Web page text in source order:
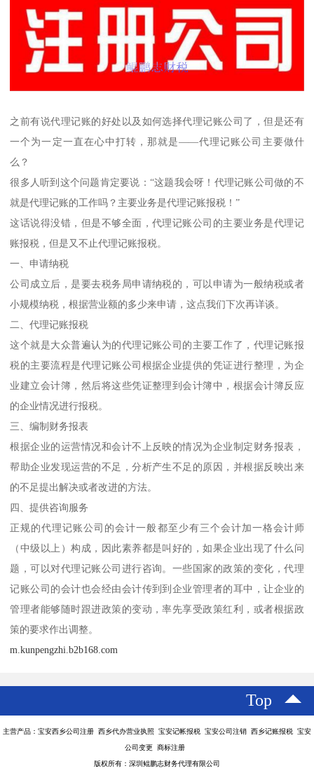
之前有说代理记账的好处以及如何选择代理记账公司了，但是还有
一个为一定一直在心中打转，那就是——代理记账公司主要做什
么？
很多人听到这个问题肯定要说：“这题我会呀！代理记账公司做的不
就是代理记账的工作吗？主要业务是代理记账报税！”
这话说得没错，但是不够全面，代理记账公司的主要业务是代理记
账报税，但是又不止代理记账报税。
一、申请纳税
公司成立后，是要去税务局申请纳税的，可以申请为一般纳税或者
小规模纳税，根据营业额的多少来申请，这点我们下次再详谈。
二、代理记账报税
这个就是大众普遍认为的代理记账公司的主要工作了，代理记账报
税的主要流程是代理记账公司根据企业提供的凭证进行整理，为企
业建立会计簿，然后将这些凭证整理到会计簿中，根据会计簿反应
的企业情况进行报税。
三、编制财务报表
根据企业的运营情况和会计不上反映的情况为企业制定财务报表，
帮助企业发现运营的不足，分析产生不足的原因，并根据反映出来
的不足提出解决或者改进的方法。
四、提供咨询服务
正规的代理记账公司的会计一般都至少有三个会计加一格会计师
（中级以上）构成，因此素养都是叫好的，如果企业出现了什么问
题，可以对代理记账公司进行咨询。一些国家的政策的变化，代理
记账公司的会计也会经由会计传到到企业管理者的耳中，让企业的
管理者能够随时跟进政策的变动，率先享受政策红利，或者根据政
策的要求作出调整。
m.kunpengzhi.b2b168.com
Top
主营产品：宝安西乡公司注册 西乡代办营业执照 宝安记帐报税 宝安公司注销 西乡记账报税 宝安
公司变更 商标注册
版权所有：深圳鲲鹏志财务代理有限公司